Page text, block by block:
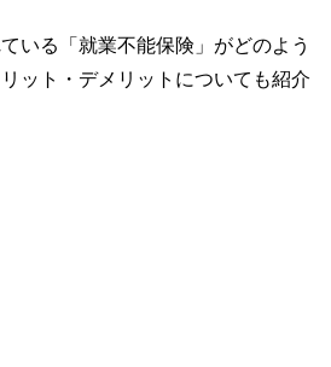
いる「就業不能保険」がどのよう
ット・デメリットについても紹介